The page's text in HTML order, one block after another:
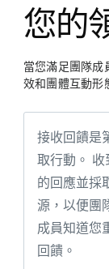
您的
當您滿足團隊成
效和團體互動形
接收回饋是
取行動。 收
的回應並採
源，以便團
成員知道您
回饋。